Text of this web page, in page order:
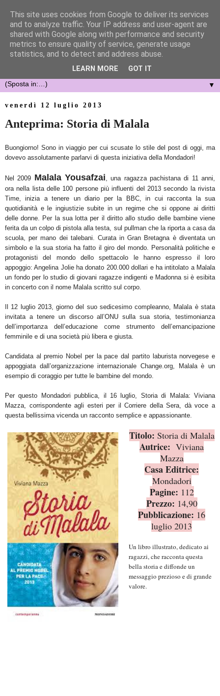
▼
venerdì 12 luglio 2013
Anteprima: Storia di Malala
Buongiorno! Sono in viaggio per cui scusate lo stile del post di oggi, ma
dovevo assolutamente parlarvi di questa iniziativa della Mondadori!
Nel 2009 Malala Yousafzai , una ragazza pachistana di 11 anni,
ora nella lista delle 100 persone più influenti del 2013 secondo la rivista
Time, inizia a tenere un diario per la BBC, in cui racconta la sua
quotidianità e le ingiustizie subite in un regime che si oppone ai diritti
delle donne. Per la sua lotta per il diritto allo studio delle bambine viene
ferita da un colpo di pistola alla testa, sul pullman che la riporta a casa da
scuola, per mano dei talebani. Curata in Gran Bretagna è diventata un
simbolo e la sua storia ha fatto il giro del mondo. Personalità politiche e
protagonisti del mondo dello spettacolo le hanno espresso il loro
appoggio: Angelina Jolie ha donato 200.000 dollari e ha intitolato a Malala
un fondo per lo studio di giovani ragazze indigenti e Madonna si è esibita
in concerto con il nome Malala scritto sul corpo.
Il 12 luglio 2013, giorno del suo sedicesimo compleanno, Malala è stata
invitata a tenere un discorso all’ONU sulla sua storia, testimonianza
dell’importanza dell’educazione come strumento dell’emancipazione
femminile e di una società più libera e giusta.
Candidata al premio Nobel per la pace dal partito laburista norvegese e
appoggiata dall’organizzazione internazionale Change.org, Malala è un
esempio di coraggio per tutte le bambine del mondo.
Per questo Mondadori pubblica, il 16 luglio, Storia di Malala: Viviana
Mazza, corrispondente agli esteri per il Corriere della Sera, dà voce a
questa bellissima vicenda un racconto semplice e appassionante.
Titolo: Storia di Malala
Autrice: Viviana
Mazza
Casa Editrice:
Mondadori
Pagine: 112
Prezzo: 14,90
Pubblicazione: 16
luglio 2013
Un libro illustrato, dedicato ai
ragazzi, che racconta questa
bella storia e diffonde un
messaggio prezioso e di grande
valore.
This site uses cookies from Google to deliver its services
and to analyze traffic. Your IP address and user-agent are
shared with Google along with performance and security
metrics to ensure quality of service, generate usage
statistics, and to detect and address abuse.
LEARN MORE GOT IT